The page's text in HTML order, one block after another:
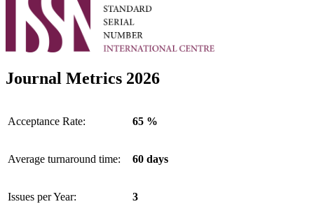
Journal Metrics 2026
Acceptance Rate: 65 %
Average turnaround time: 60 days
Issues per Year: 3